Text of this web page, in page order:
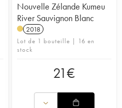
Nouvelle Zélande Kumeu
River Sauvignon Blanc
2018
Lot de 1 bouteille | 16 en
stock
21€